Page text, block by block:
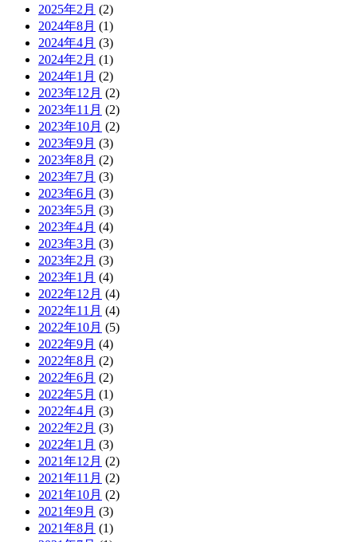
2025年2月 (2)
2024年8月 (1)
2024年4月 (3)
2024年2月 (1)
2024年1月 (2)
2023年12月 (2)
2023年11月 (2)
2023年10月 (2)
2023年9月 (3)
2023年8月 (2)
2023年7月 (3)
2023年6月 (3)
2023年5月 (3)
2023年4月 (4)
2023年3月 (3)
2023年2月 (3)
2023年1月 (4)
2022年12月 (4)
2022年11月 (4)
2022年10月 (5)
2022年9月 (4)
2022年8月 (2)
2022年6月 (2)
2022年5月 (1)
2022年4月 (3)
2022年2月 (3)
2022年1月 (3)
2021年12月 (2)
2021年11月 (2)
2021年10月 (2)
2021年9月 (3)
2021年8月 (1)